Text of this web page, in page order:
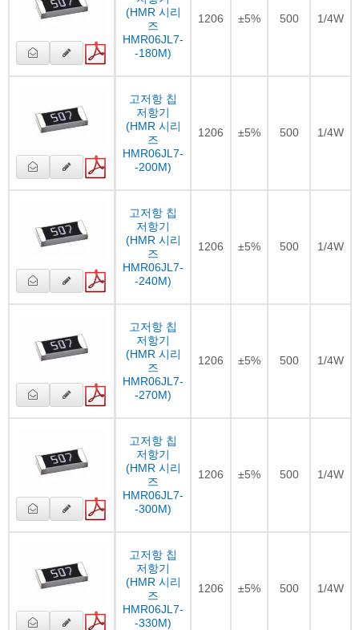
(HMR 시리
즈
HMR06JL7-
-180M)
1206 ±5% 500 1/4W
고저항 칩
저항기
(HMR 시리
즈
HMR06JL7-
-200M)
1206 ±5% 500 1/4W
고저항 칩
저항기
(HMR 시리
즈
HMR06JL7-
-240M)
1206 ±5% 500 1/4W
고저항 칩
저항기
(HMR 시리
즈
HMR06JL7-
-270M)
1206 ±5% 500 1/4W
고저항 칩
저항기
(HMR 시리
즈
HMR06JL7-
-300M)
1206 ±5% 500 1/4W
고저항 칩
저항기
(HMR 시리
즈
HMR06JL7-
-330M)
1206 ±5% 500 1/4W